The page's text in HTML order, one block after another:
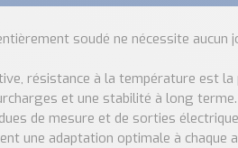
soudé ne nécessite aucun
résistance à la température est
et une stabilité à long terme.
de mesure et de sorties
une adaptation optimale à chaque